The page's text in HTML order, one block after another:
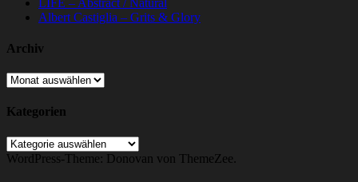
Albert Castiglia – Grits & Glory
Archiv
Archiv
Kategorien
Kategorien
WordPress-Theme: Donovan von ThemeZee.